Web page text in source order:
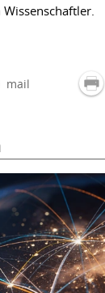
mail